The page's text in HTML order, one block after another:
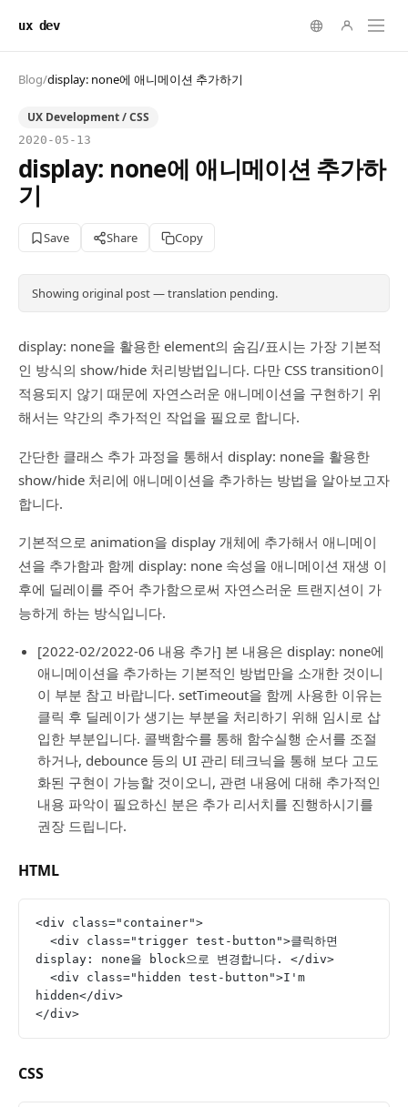
ux dev
Blog/display: none에 애니메이션 추가하기
UX Development / CSS
2020-05-13
display: none에 애니메이션 추가하
기
Save Share Copy
Showing original post — translation pending.
display: none을 활용한 element의 숨김/표시는 가장 기본적
인 방식의 show/hide 처리방법입니다. 다만 CSS transition이
적용되지 않기 때문에 자연스러운 애니메이션을 구현하기 위
해서는 약간의 추가적인 작업을 필요로 합니다.
간단한 클래스 추가 과정을 통해서 display: none을 활용한
show/hide 처리에 애니메이션을 추가하는 방법을 알아보고자
합니다.
기본적으로 animation을 display 개체에 추가해서 애니메이
션을 추가함과 함께 display: none 속성을 애니메이션 재생 이
후에 딜레이를 주어 추가함으로써 자연스러운 트랜지션이 가
능하게 하는 방식입니다.
[2022-02/2022-06 내용 추가] 본 내용은 display: none에
애니메이션을 추가하는 기본적인 방법만을 소개한 것이니
이 부분 참고 바랍니다. setTimeout을 함께 사용한 이유는
클릭 후 딜레이가 생기는 부분을 처리하기 위해 임시로 삽
입한 부분입니다. 콜백함수를 통해 함수실행 순서를 조절
하거나, debounce 등의 UI 관리 테크닉을 통해 보다 고도
화된 구현이 가능할 것이오니, 관련 내용에 대해 추가적인
내용 파악이 필요하신 분은 추가 리서치를 진행하시기를
권장 드립니다.
HTML
<div class="container">
display: none을 block으로 변경합니다. </div>
hidden</div>
</div>
CSS